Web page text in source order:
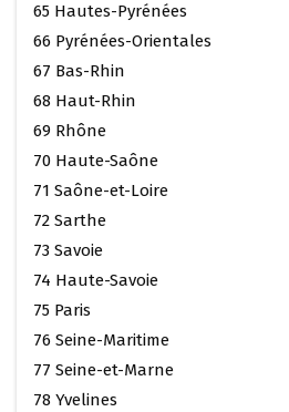
65 Hautes-Pyrénées
66 Pyrénées-Orientales
67 Bas-Rhin
68 Haut-Rhin
69 Rhône
70 Haute-Saône
71 Saône-et-Loire
72 Sarthe
73 Savoie
74 Haute-Savoie
75 Paris
76 Seine-Maritime
77 Seine-et-Marne
78 Yvelines